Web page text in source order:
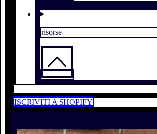
risorse
ISCRIVITI A SHOPIFY